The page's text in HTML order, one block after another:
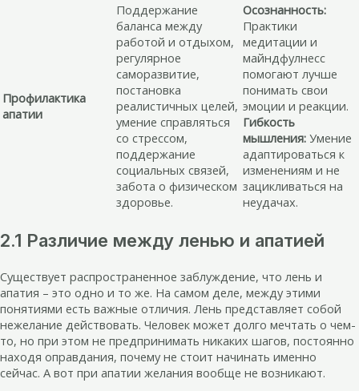
Профилактика
апатии
Поддержание
баланса между
работой и отдыхом,
регулярное
саморазвитие,
постановка
реалистичных целей,
умение справляться
со стрессом,
поддержание
социальных связей,
забота о физическом
здоровье.
Осознанность:
Практики
медитации и
майндфулнесс
помогают лучше
понимать свои
эмоции и реакции.
Гибкость
мышления: Умение
адаптироваться к
изменениям и не
зацикливаться на
неудачах.
2.1 Различие между ленью и апатией
Существует распространенное заблуждение, что лень и
апатия – это одно и то же. На самом деле, между этими
понятиями есть важные отличия. Лень представляет собой
нежелание действовать. Человек может долго мечтать о чем-
то, но при этом не предпринимать никаких шагов, постоянно
находя оправдания, почему не стоит начинать именно
сейчас. А вот при апатии желания вообще не возникают.